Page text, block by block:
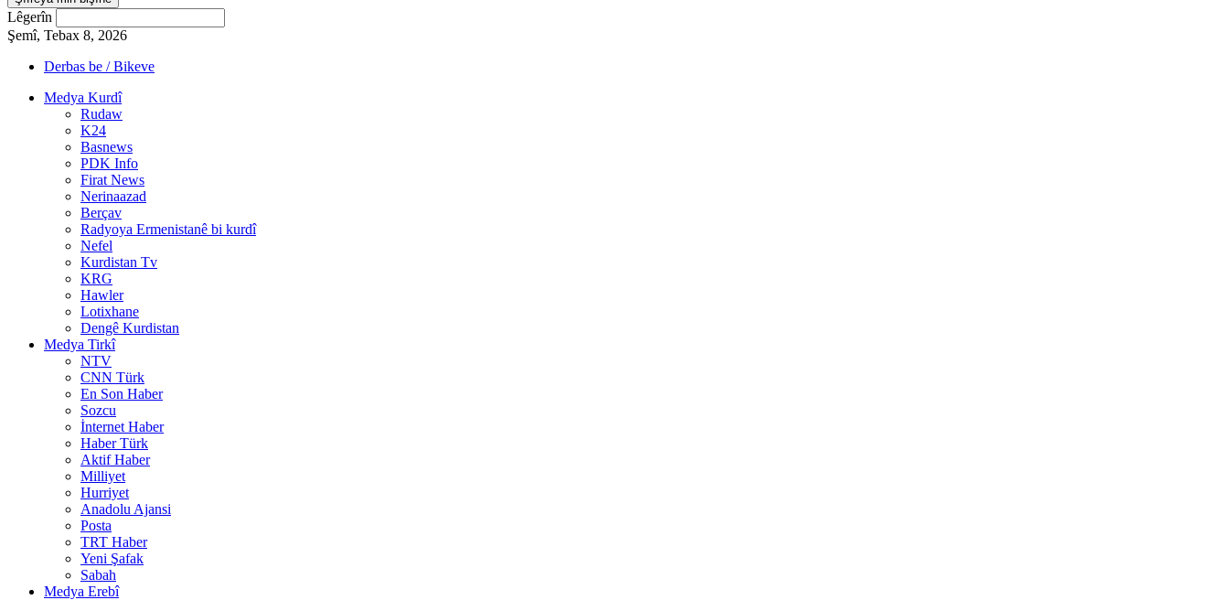
Lêgerîn
Şemî, Tebax 8, 2026
Derbas be / Bikeve
Medya Kurdî
Rudaw
K24
Basnews
PDK Info
Firat News
Nerinaazad
Berçav
Radyoya Ermenistanê bi kurdî
Nefel
Kurdistan Tv
KRG
Hawler
Lotixhane
Dengê Kurdistan
Medya Tirkî
NTV
CNN Türk
En Son Haber
Sozcu
İnternet Haber
Haber Türk
Aktif Haber
Milliyet
Hurriyet
Anadolu Ajansi
Posta
TRT Haber
Yeni Şafak
Sabah
Medya Erebî